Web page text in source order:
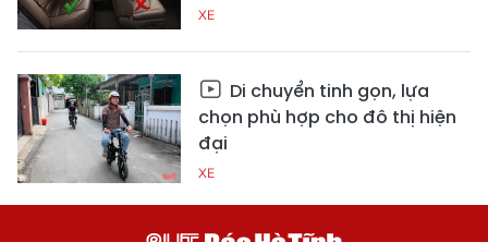
XE
Di chuyển tinh gọn, lựa
chọn phù hợp cho đô thị hiện
đại
XE